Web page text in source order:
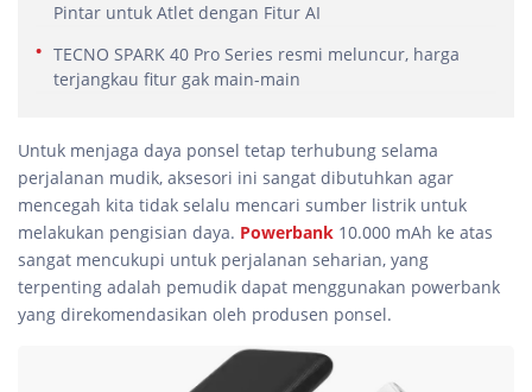
Pintar untuk Atlet dengan Fitur AI
TECNO SPARK 40 Pro Series resmi meluncur, harga
terjangkau fitur gak main-main
Untuk menjaga daya ponsel tetap terhubung selama
perjalanan mudik, aksesori ini sangat dibutuhkan agar
mencegah kita tidak selalu mencari sumber listrik untuk
melakukan pengisian daya. Powerbank 10.000 mAh ke atas
sangat mencukupi untuk perjalanan seharian, yang
terpenting adalah pemudik dapat menggunakan powerbank
yang direkomendasikan oleh produsen ponsel.